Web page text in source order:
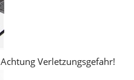
Verletzungsgefahr!